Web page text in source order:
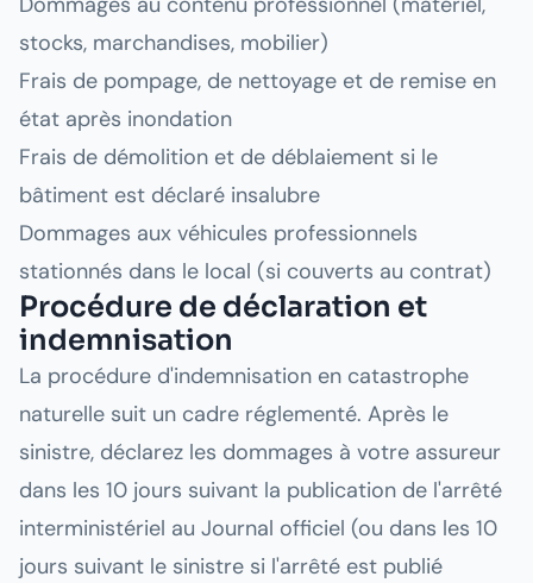
stocks, marchandises, mobilier)
Frais de pompage, de nettoyage et de remise en
état après inondation
Frais de démolition et de déblaiement si le
bâtiment est déclaré insalubre
Dommages aux véhicules professionnels
stationnés dans le local (si couverts au contrat)
Procédure de déclaration et
indemnisation
La procédure d'indemnisation en catastrophe
naturelle suit un cadre réglementé. Après le
sinistre, déclarez les dommages à votre assureur
dans les 10 jours suivant la publication de l'arrêté
interministériel au Journal officiel (ou dans les 10
jours suivant le sinistre si l'arrêté est publié